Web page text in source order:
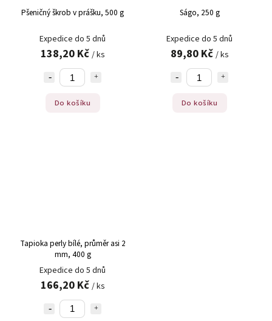
Pšeničný škrob v prášku, 500 g
Expedice do 5 dnů
138,20 Kč / ks
Do košíku
Ságo, 250 g
Expedice do 5 dnů
89,80 Kč / ks
Do košíku
Tapioka perly bílé, průměr asi 2
mm, 400 g
Expedice do 5 dnů
166,20 Kč / ks